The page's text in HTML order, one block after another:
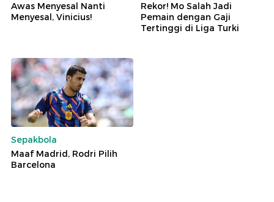
Awas Menyesal Nanti
Menyesal, Vinicius!
Rekor! Mo Salah Jadi
Pemain dengan Gaji
Tertinggi di Liga Turki
Sepakbola
Maaf Madrid, Rodri Pilih
Barcelona